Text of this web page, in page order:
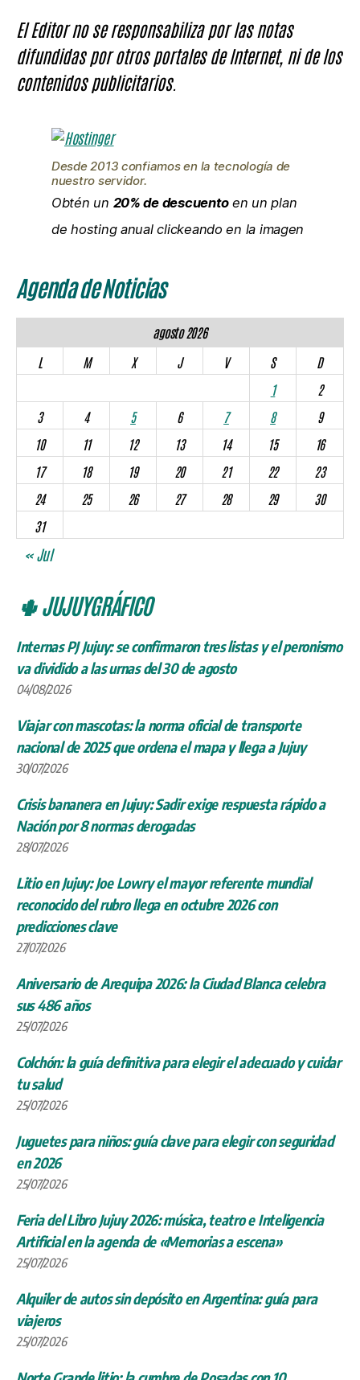
El Editor no se responsabiliza por las notas
difundidas por otros portales de Internet, ni de los
contenidos publicitarios.
Desde 2013 confiamos en la tecnología de
nuestro servidor.
Obtén un 20% de descuentoen un plan
de hosting anual clickeando en la imagen
Agenda de Noticias
agosto 2026
L
M X J V S
D
1
2
3
4 5 6 7 8
9
10
11 12 13 14 15
16
17
18 19 20 21 22
23
24
25 26 27 28 29
30
31
« Jul
🌵 JUJUYGRÁFICO
Internas PJ Jujuy: se confirmaron tres listas y el peronismo
va dividido a las urnas del 30 de agosto
04/08/2026
Viajar con mascotas: la norma oficial de transporte
nacional de 2025 que ordena el mapa y llega a Jujuy
30/07/2026
Crisis bananera en Jujuy: Sadir exige respuesta rápido a
Nación por 8 normas derogadas
28/07/2026
Litio en Jujuy: Joe Lowry el mayor referente mundial
reconocido del rubro llega en octubre 2026 con
predicciones clave
27/07/2026
Aniversario de Arequipa 2026: la Ciudad Blanca celebra
sus 486 años
25/07/2026
Colchón: la guía definitiva para elegir el adecuado y cuidar
tu salud
25/07/2026
Juguetes para niños: guía clave para elegir con seguridad
en 2026
25/07/2026
Feria del Libro Jujuy 2026: música, teatro e Inteligencia
Artificial en la agenda de «Memorias a escena»
25/07/2026
Alquiler de autos sin depósito en Argentina: guía para
viajeros
25/07/2026